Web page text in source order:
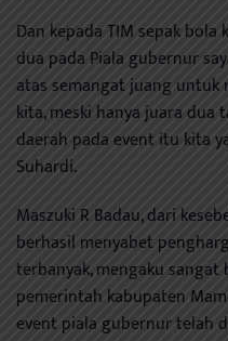
Dan kepada TIM sepak
dua pada Piala gubernur
atas semangat juang untuk
kita, meski hanya juara
daerah pada event itu kita
Suhardi.
Maszuki R Badau, dari
berhasil menyabet
terbanyak, mengaku
pemerintah kabupaten
event piala gubernur telah